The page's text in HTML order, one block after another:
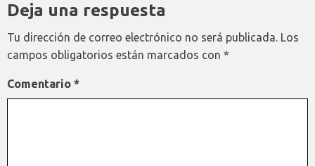
Deja una respuesta
Tu dirección de correo electrónico no será publicada. Los
campos obligatorios están marcados con *
Comentario *